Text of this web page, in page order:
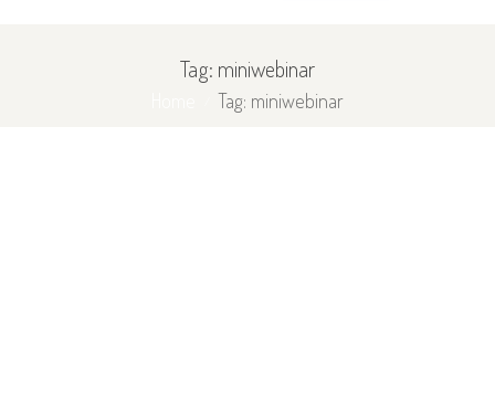
Tag: miniwebinar
Tag: miniwebinar